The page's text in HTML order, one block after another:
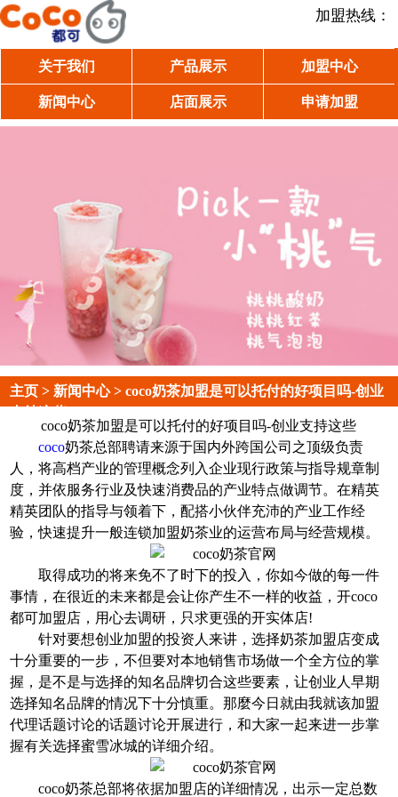
加盟热线：
关于我们 产品展示 加盟中心
新闻中心 店面展示 申请加盟
主页 > 新闻中心> coco奶茶加盟是可以托付的好项目吗-创业
coco奶茶加盟是可以托付的好项目吗-创业支持这些
coco奶茶总部聘请来源于国内外跨国公司之顶级负责
人，将高档产业的管理概念列入企业现行政策与指导规章制
度，并依服务行业及快速消费品的产业特点做调节。在精英
精英团队的指导与领着下，配搭小伙伴充沛的产业工作经
验，快速提升一般连锁加盟奶茶业的运营布局与经营规模。
取得成功的将来免不了时下的投入，你如今做的每一件
事情，在很近的未来都是会让你产生不一样的收益，开coco
都可加盟店，用心去调研，只求更强的开实体店!
针对要想创业加盟的投资人来讲，选择奶茶加盟店变成
十分重要的一步，不但要对本地销售市场做一个全方位的掌
握，是不是与选择的知名品牌切合这些要素，让创业人早期
选择知名品牌的情况下十分慎重。那麼今日就由我就该加盟
代理话题讨论的话题讨论开展进行，和大家一起来进一步掌
握有关选择蜜雪冰城的详细介绍。
coco奶茶总部将依据加盟店的详细情况，出示一定总数